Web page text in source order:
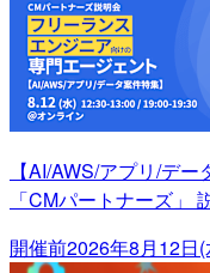
【AI/AWS/アプリ/デ
「CMパートナーズ」
開催前2026年8月12日(